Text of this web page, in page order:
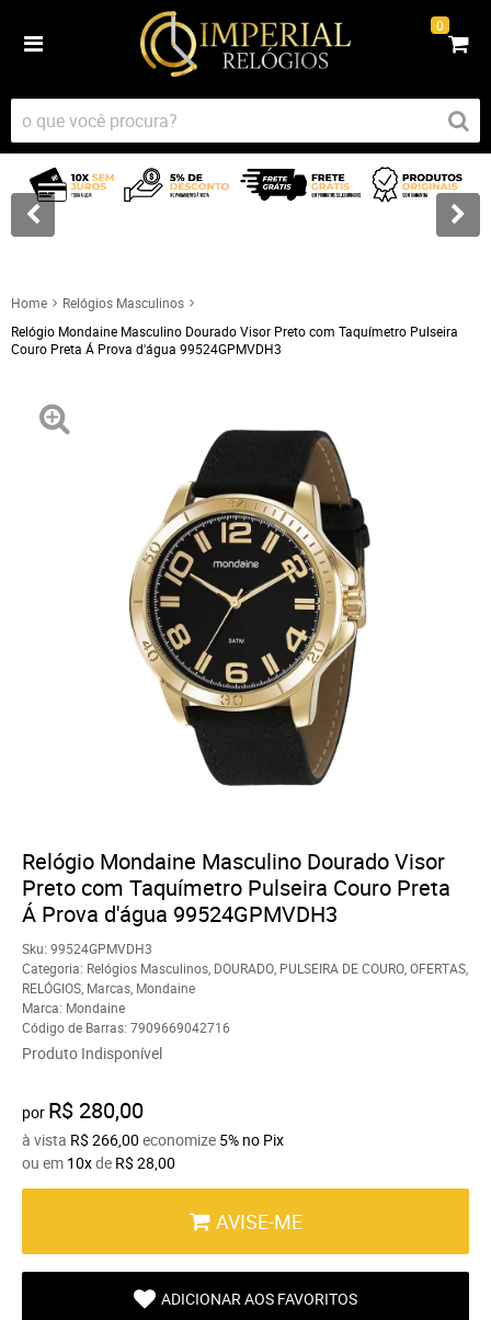
0
Home
Relógios Masculinos
Relógio Mondaine Masculino Dourado Visor Preto com Taquímetro Pulseira
Couro Preta Á Prova d'água 99524GPMVDH3
Relógio Mondaine Masculino Dourado Visor
Preto com Taquímetro Pulseira Couro Preta
Á Prova d'água 99524GPMVDH3
Sku: 99524GPMVDH3
Categoria: Relógios Masculinos DOURADO PULSEIRA DE COURO OFERTAS
RELÓGIOS Marcas Mondaine
Marca: Mondaine
Código de Barras: 7909669042716
Produto Indisponível
por R$ 280,00
à vista R$ 266,00 economize 5% no Pix
ou em 10xde R$ 28,00
AVISE-ME
ADICIONAR AOS FAVORITOS